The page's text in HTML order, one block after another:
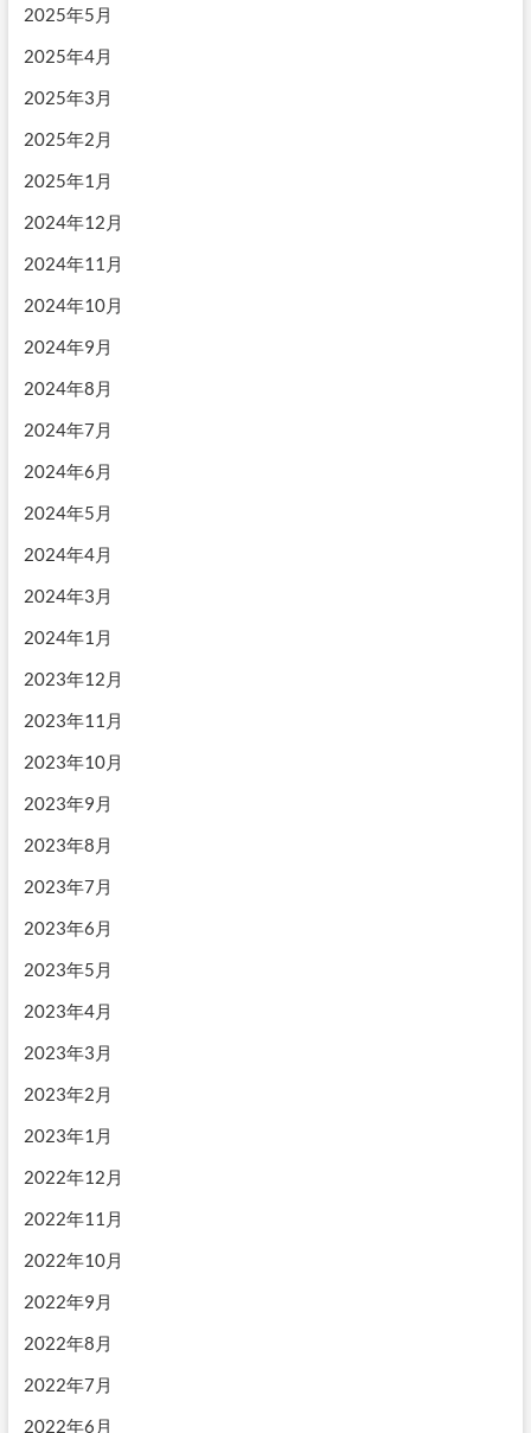
2025年5月
2025年4月
2025年3月
2025年2月
2025年1月
2024年12月
2024年11月
2024年10月
2024年9月
2024年8月
2024年7月
2024年6月
2024年5月
2024年4月
2024年3月
2024年1月
2023年12月
2023年11月
2023年10月
2023年9月
2023年8月
2023年7月
2023年6月
2023年5月
2023年4月
2023年3月
2023年2月
2023年1月
2022年12月
2022年11月
2022年10月
2022年9月
2022年8月
2022年7月
2022年6月